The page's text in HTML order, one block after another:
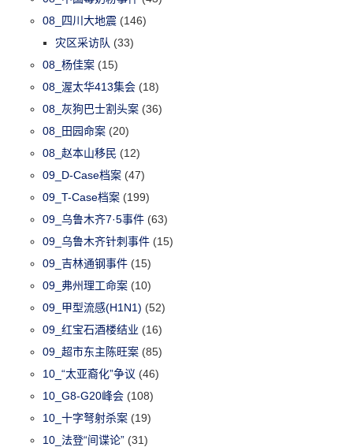
08_四川大地震 (146)
灾区采访队 (33)
08_杨佳案 (15)
08_渥太华413集会 (18)
08_灰狗巴士割头案 (36)
08_田园命案 (20)
08_赵本山移民 (12)
09_D-Case档案 (47)
09_T-Case档案 (199)
09_乌鲁木齐7·5事件 (63)
09_乌鲁木齐针刺事件 (15)
09_吉林通钢事件 (15)
09_弗州理工命案 (10)
09_甲型流感(H1N1) (52)
09_红宝石酒楼结业 (16)
09_超市东主陈旺案 (85)
10_“太亚裔化”争议 (46)
10_G8-G20峰会 (108)
10_十字弩射杀案 (19)
10_法登“间谍论” (31)